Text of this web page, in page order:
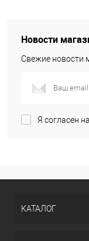
Новости
Свежие новости
Я согласен на
КАТАЛОГ